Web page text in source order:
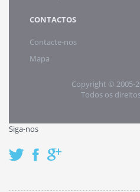
CONTACTOS
Contacte-nos
Mapa
Copyright © 2005-
Todos os
Siga-nos